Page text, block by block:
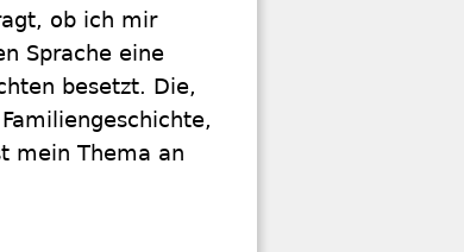
ob ich mir
Sprache eine
besetzt. Die,
mein Thema an